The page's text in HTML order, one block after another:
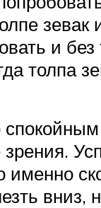
и без
толпа
именно